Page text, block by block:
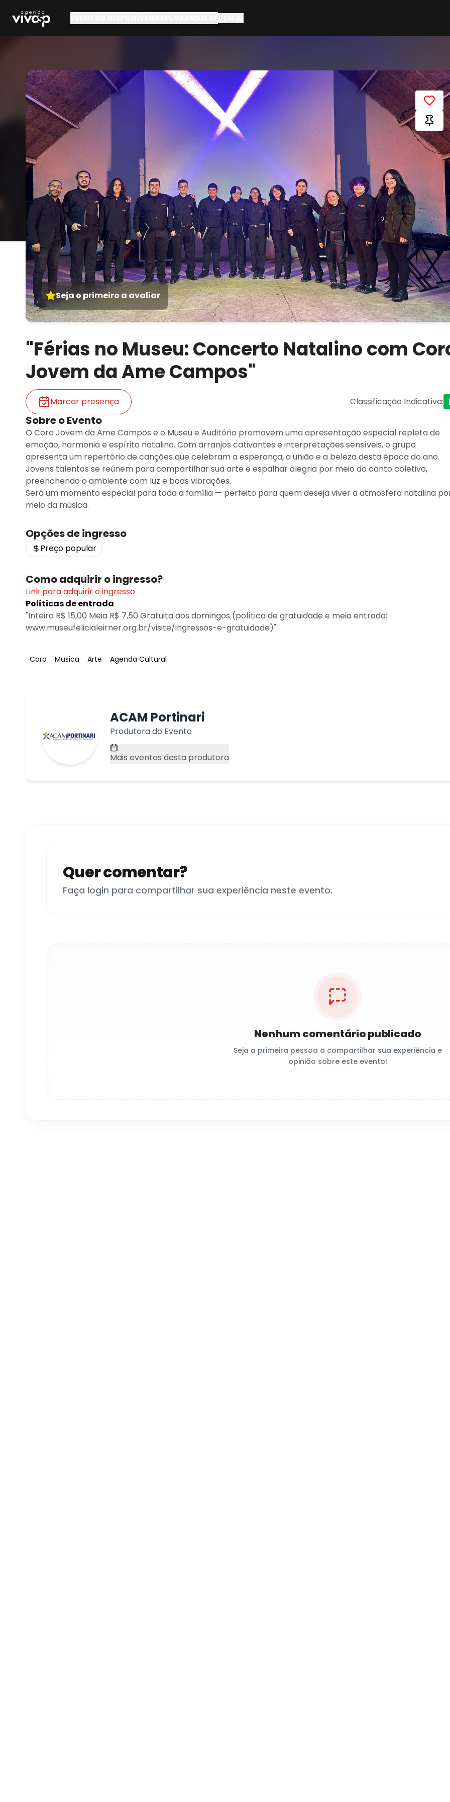
Seja o primeiro a avaliar
"Férias no Museu: Concerto Natalino com
Jovem da Ame Campos"
Marcar presença Classificação Indicativa:
Sobre o Evento
O Coro Jovem da Ame Campos e o Museu e Auditório promovem uma apresentação especial repleta de
emoção, harmonia e espírito natalino. Com arranjos cativantes e interpretações sensíveis, o grupo
apresenta um repertório de canções que celebram a esperança, a união e a beleza desta época do ano.
Jovens talentos se reúnem para compartilhar sua arte e espalhar alegria por meio do canto coletivo,
preenchendo o ambiente com luz e boas vibrações.
Será um momento especial para toda a família — perfeito para quem deseja viver a atmosfera natalina
meio da música.
Opções de ingresso
Preço popular
Como adquirir o ingresso?
Link para adquirir o ingresso
Políticas de entrada
"Inteira R$ 15,00 Meia R$ 7,50 Gratuita aos domingos (política de gratuidade e meia entrada:
www.museufelicialeirner.org.br/visite/ingressos-e-gratuidade)"
Tag:
Coro Tag:
Musica Tag:
Arte Tag:
Agenda Cultural
ACAM Portinari
Produtora do Evento
Mais eventos desta produtora
Quer comentar?
Faça login para compartilhar sua experiência neste evento.
Nenhum comentário publicado
Seja a primeira pessoa a compartilhar sua experiência e
opinião sobre este evento!